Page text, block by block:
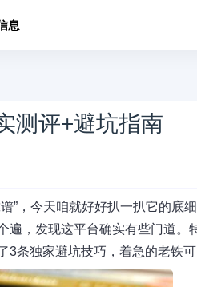
息
测评+避坑指南
”，今天咱就好好扒一扒它的底
，发现这平台确实有些门道。
条独家避坑技巧，着急的老铁可